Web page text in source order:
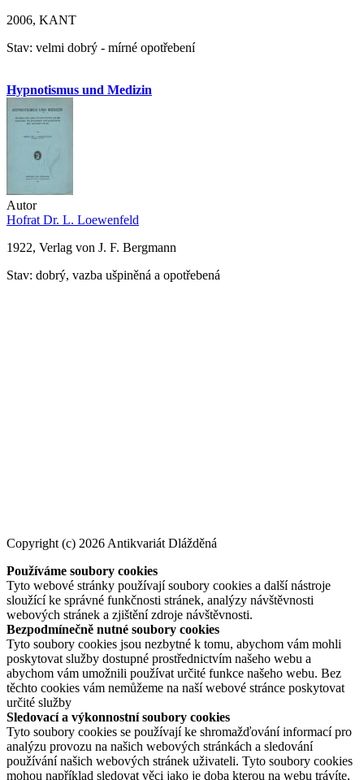
2006, KANT
Stav: velmi dobrý - mírné opotřebení
Hypnotismus und Medizin
Autor
Hofrat Dr. L. Loewenfeld
1922, Verlag von J. F. Bergmann
Stav: dobrý, vazba ušpiněná a opotřebená
Copyright (c) 2026 Antikvariát Dlážděná
Používáme soubory cookies
Tyto webové stránky používají soubory cookies a další nástroje
sloužící ke správné funkčnosti stránek, analýzy návštěvnosti
webových stránek a zjištění zdroje návštěvnosti.
Bezpodmínečně nutné soubory cookies
Tyto soubory cookies jsou nezbytné k tomu, abychom vám mohli
poskytovat služby dostupné prostřednictvím našeho webu a
abychom vám umožnili používat určité funkce našeho webu. Bez
těchto cookies vám nemůžeme na naší webové stránce poskytovat
určité služby
Sledovací a výkonnostní soubory cookies
Tyto soubory cookies se používají ke shromažďování informací pro
analýzu provozu na našich webových stránkách a sledování
používání našich webových stránek uživateli. Tyto soubory cookies
mohou například sledovat věci jako je doba kterou na webu trávíte,